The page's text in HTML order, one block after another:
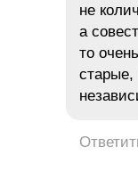
не
а
то
старые,